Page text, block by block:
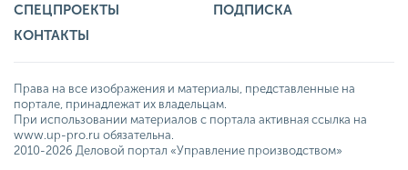
СПЕЦПРОЕКТЫ
ПОДПИСКА
КОНТАКТЫ
Права на все изображения и материалы, представленные на
портале, принадлежат их владельцам.
При использовании материалов с портала активная ссылка на
www.up-pro.ru обязательна.
2010-2026 Деловой портал «Управление производством»